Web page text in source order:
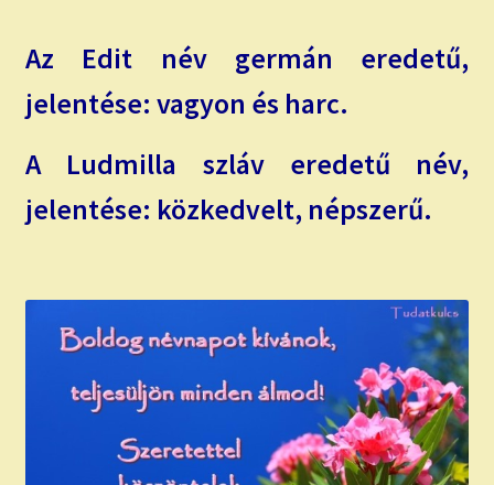
Az Edit név germán eredetű,
jelentése: vagyon és harc.
A Ludmilla szláv eredetű név,
jelentése: közkedvelt, népszerű.